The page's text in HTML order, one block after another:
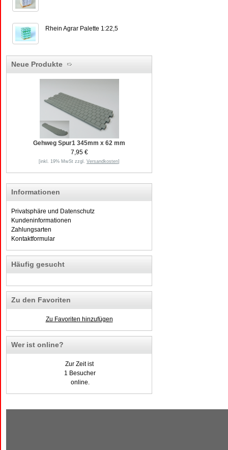
Rhein Agrar Palette 1:22,5
Neue Produkte
Gehweg Spur1 345mm x 62 mm
7,95 €
[inkl. 19% MwSt zzgl. Versandkosten]
Informationen
Privatsphäre und Datenschutz
Kundeninformationen
Zahlungsarten
Kontaktformular
Häufig gesucht
Zu den Favoriten
Zu Favoriten hinzufügen
Wer ist online?
Zur Zeit ist
1 Besucher
online.